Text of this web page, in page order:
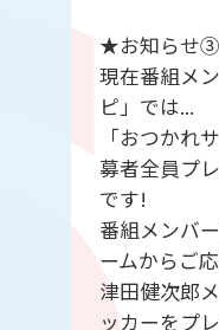
★お知らせ③
現在番組メ
ピ」では...
「おつかれ
募者全員プ
です!
番組メンバ
ームからご
津田健次郎
ッカーをプ